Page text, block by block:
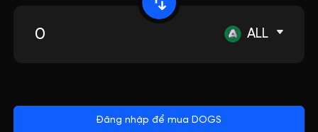
ALL
Đăng nhập để mua DOGS